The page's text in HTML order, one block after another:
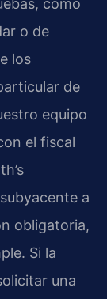
como
o de
los
de
equipo
el fiscal
a
obligatoria,
Si la
una